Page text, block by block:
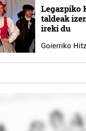
Legazpiko
taldeak
ireki du
Goierriko